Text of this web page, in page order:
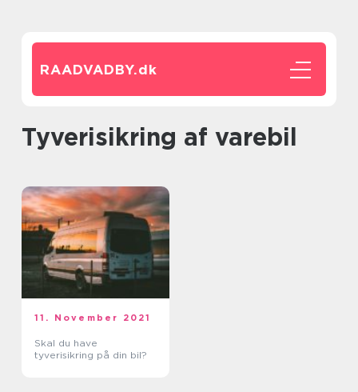
RAADVADBY.dk
tyverisikring af varebil
11. November 2021
Skal du have
tyverisikring på din bil?